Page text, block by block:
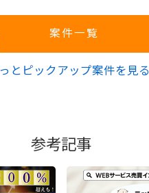
案件一覧
とピックアップ案件を見る
参考記事